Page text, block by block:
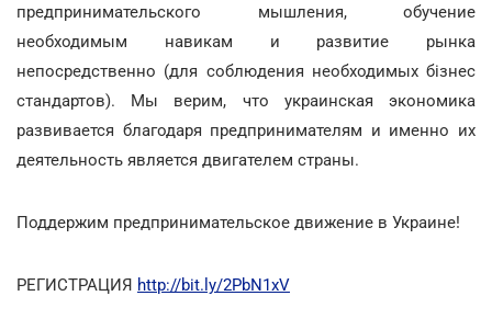
предпринимательского мышления, обучение
необходимым навикам и развитие рынка
непосредственно (для соблюдения необходимых бізнес
стандартов). Мы верим, что украинская экономика
развивается благодаря предпринимателям и именно их
деятельность является двигателем страны.
Поддержим предпринимательское движение в Украине!
РЕГИСТРАЦИЯ http://bit.ly/2PbN1xV